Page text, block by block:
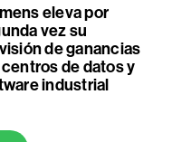
eleva por
vez su
de ganancias
de datos y
industrial